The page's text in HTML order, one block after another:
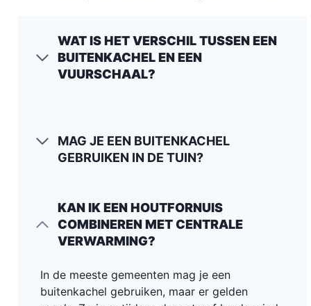
WAT IS HET VERSCHIL TUSSEN EEN
BUITENKACHEL EN EEN
VUURSCHAAL?
MAG JE EEN BUITENKACHEL
GEBRUIKEN IN DE TUIN?
KAN IK EEN HOUTFORNUIS
COMBINEREN MET CENTRALE
VERWARMING?
In de meeste gemeenten mag je een
buitenkachel gebruiken, maar er gelden